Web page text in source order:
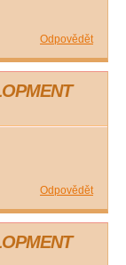
Odpovědět
Odpovědět